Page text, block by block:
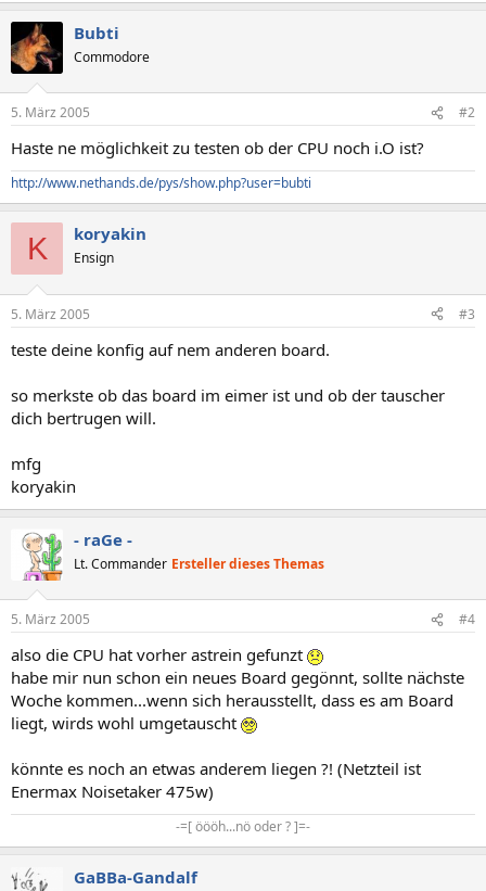
Bubti
Commodore
5. März 2005 #2
Haste ne möglichkeit zu testen ob der CPU noch i.O ist?
http://www.nethands.de/pys/show.php?user=bubti
K koryakin
Ensign
5. März 2005 #3
teste deine konfig auf nem anderen board.
so merkste ob das board im eimer ist und ob der tauscher
dich bertrugen will.
mfg
koryakin
- raGe -
Lt. Commander Ersteller dieses Themas
5. März 2005 #4
also die CPU hat vorher astrein gefunzt
habe mir nun schon ein neues Board gegönnt, sollte nächste
Woche kommen...wenn sich herausstellt, dass es am Board
liegt, wirds wohl umgetauscht
könnte es noch an etwas anderem liegen ?! (Netzteil ist
Enermax Noisetaker 475w)
-=[ öööh...nö oder ? ]=-​
GaBBa-Gandalf